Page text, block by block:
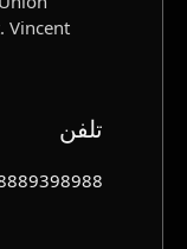
Vincent
تلفن